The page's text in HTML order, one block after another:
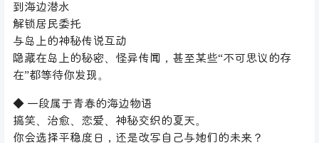
到海边潜水
解锁居民委托
与岛上的神秘传说互动
隐藏在岛上的秘密、怪异传闻，甚至某些“不可思议的存
在”都等待你发现。
◆ 一段属于青春的海边物语
搞笑、治愈、恋爱、神秘交织的夏天。
你会选择平稳度日，还是改写自己与她们的未来？